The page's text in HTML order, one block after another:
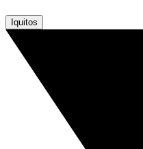
Iquitos